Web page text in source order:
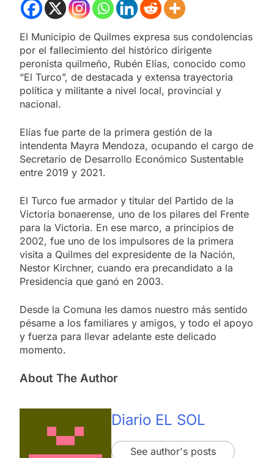
El Municipio de Quilmes expresa sus condolencias
por el fallecimiento del histórico dirigente
peronista quilmeño, Rubén Elías, conocido como
“El Turco”, de destacada y extensa trayectoria
política y militante a nivel local, provincial y
nacional.
Elías fue parte de la primera gestión de la
intendenta Mayra Mendoza, ocupando el cargo de
Secretario de Desarrollo Económico Sustentable
entre 2019 y 2021.
El Turco fue armador y titular del Partido de la
Victoria bonaerense, uno de los pilares del Frente
para la Victoria. En ese marco, a principios de
2002, fue uno de los impulsores de la primera
visita a Quilmes del expresidente de la Nación,
Nestor Kirchner, cuando era precandidato a la
Presidencia que ganó en 2003.
Desde la Comuna les damos nuestro más sentido
pésame a los familiares y amigos, y todo el apoyo
y fuerza para llevar adelante este delicado
momento.
About The Author
Diario EL SOL
See author's posts